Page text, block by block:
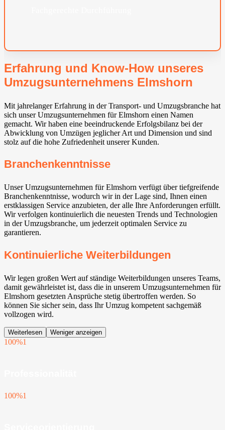
Erfahrung und Know-How unseres
Umzugsunternehmens Elmshorn
Mit jahrelanger Erfahrung in der Transport- und Umzugsbranche hat
sich unser Umzugsunternehmen für Elmshorn einen Namen
gemacht. Wir haben eine beeindruckende Erfolgsbilanz bei der
Abwicklung von Umzügen jeglicher Art und Dimension und sind
stolz auf die hohe Zufriedenheit unserer Kunden.
Branchenkenntnisse
Unser Umzugsunternehmen für Elmshorn verfügt über tiefgreifende
Branchenkenntnisse, wodurch wir in der Lage sind, Ihnen einen
erstklassigen Service anzubieten, der alle Ihre Anforderungen erfüllt.
Wir verfolgen kontinuierlich die neuesten Trends und Technologien
in der Umzugsbranche, um jederzeit optimalen Service zu
garantieren.
Kontinuierliche Weiterbildungen
Wir legen großen Wert auf ständige Weiterbildungen unseres Teams,
damit gewährleistet ist, dass die in unserem Umzugsunternehmen für
Elmshorn gesetzten Ansprüche stetig übertroffen werden. So
können Sie sicher sein, dass Ihr Umzug kompetent sachgemäß
vollzogen wird.
Weiterlesen Weniger anzeigen
100%1
100%1